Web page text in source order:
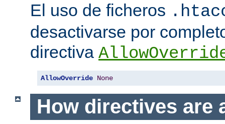
El uso de ficheros
desactivarse por
directiva
AllowOverride None
How directives are